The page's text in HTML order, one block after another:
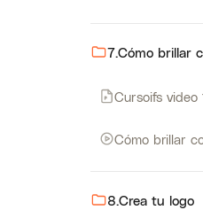
7.Cómo brillar
Cursoifs
Cómo brillar
8.Crea tu logo